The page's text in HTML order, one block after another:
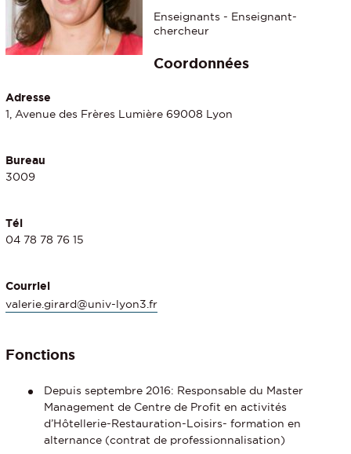
Enseignants - Enseignant-
chercheur
Coordonnées
Adresse
1, Avenue des Frères Lumière 69008 Lyon
Bureau
3009
Tél
04 78 78 76 15
Courriel
valerie.girard@univ-lyon3.fr
Fonctions
Depuis septembre 2016: Responsable du Master
Management de Centre de Profit en activités
d’Hôtellerie-Restauration-Loisirs- formation en
alternance (contrat de professionnalisation)